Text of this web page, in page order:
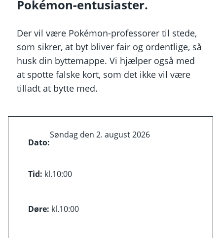
Pokémon-entusiaster.
Der vil være Pokémon-professorer til stede,
som sikrer, at byt bliver fair og ordentlige, så
husk din byttemappe. Vi hjælper også med
at spotte falske kort, som det ikke vil være
tilladt at bytte med.
Dato:
Søndag den 2. august 2026
Tid: kl.10:00
Døre: kl.10:00